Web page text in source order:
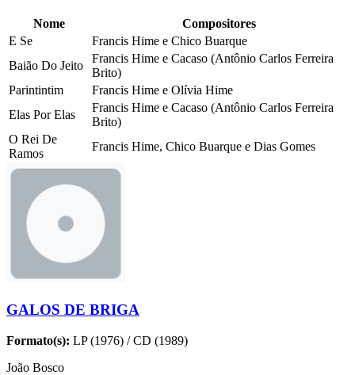
Nome
Compositores
E Se
Francis Hime e Chico Buarque
Baião Do Jeito
Francis Hime e Cacaso (Antônio Carlos Ferreira
Brito)
Parintintim
Francis Hime e Olívia Hime
Elas Por Elas
Francis Hime e Cacaso (Antônio Carlos Ferreira
Brito)
O Rei De
Ramos
Francis Hime, Chico Buarque e Dias Gomes
GALOS DE BRIGA
Formato(s): LP (1976) / CD (1989)
João Bosco